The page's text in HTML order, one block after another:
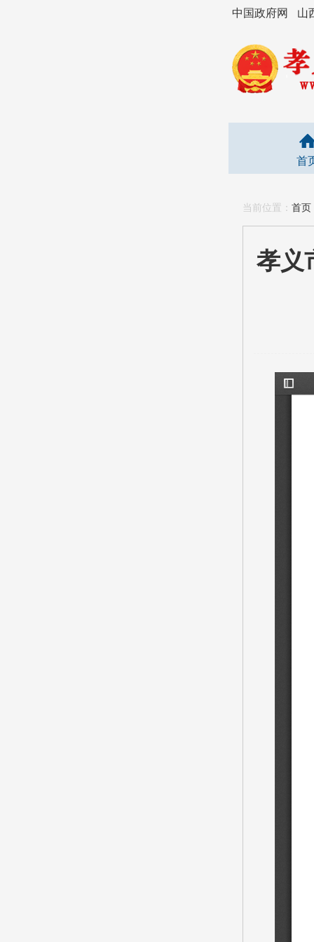
中国政府网 山
首
当前位置： 首页
孝义